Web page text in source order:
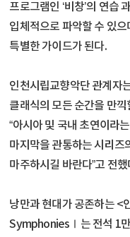
프로그램인 ‘비창’의 연습
입체적으로 파악할 수 있
특별한 가이드가 된다.
인천시립교향악단 관계자
클래식의 모든 순간을 만
“아시아 및 국내 초연이라
마지막을 관통하는 시리즈
마주하시길 바란다”고 전했
낭만과 현대가 공존하는
SymphoniesⅠ는 전석 1